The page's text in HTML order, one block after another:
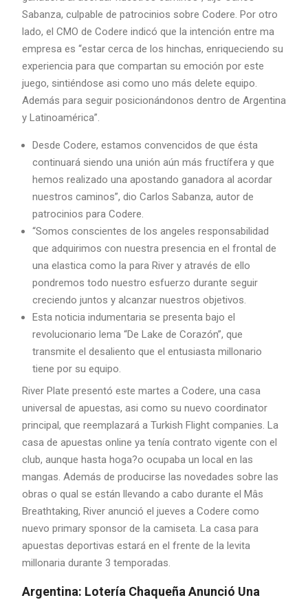
Sabanza, culpable de patrocinios sobre Codere. Por otro
lado, el CMO de Codere indicó que la intención entre ma
empresa es “estar cerca de los hinchas, enriqueciendo su
experiencia para que compartan su emoción por este
juego, sintiéndose asi como uno más delete equipo.
Además para seguir posicionándonos dentro de Argentina
y Latinoamérica”.
Desde Codere, estamos convencidos de que ésta
continuará siendo una unión aún más fructífera y que
hemos realizado una apostando ganadora al acordar
nuestros caminos”, dio Carlos Sabanza, autor de
patrocinios para Codere.
“Somos conscientes de los angeles responsabilidad
que adquirimos con nuestra presencia en el frontal de
una elastica como la para River y através de ello
pondremos todo nuestro esfuerzo durante seguir
creciendo juntos y alcanzar nuestros objetivos.
Esta noticia indumentaria se presenta bajo el
revolucionario lema “De Lake de Corazón”, que
transmite el desaliento que el entusiasta millonario
tiene por su equipo.
River Plate presentó este martes a Codere, una casa
universal de apuestas, asi como su nuevo coordinator
principal, que reemplazará a Turkish Flight companies. La
casa de apuestas online ya tenía contrato vigente con el
club, aunque hasta hoga?o ocupaba un local en las
mangas. Además de producirse las novedades sobre las
obras o qual se están llevando a cabo durante el Mâs
Breathtaking, River anunció el jueves a Codere como
nuevo primary sponsor de la camiseta. La casa para
apuestas deportivas estará en el frente de la levita
millonaria durante 3 temporadas.
Argentina: Lotería Chaqueña Anunció Una